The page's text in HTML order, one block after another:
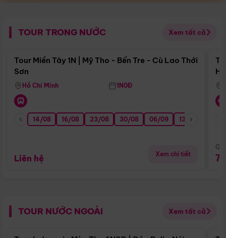
TOUR TRONG NƯỚC Xem tất cả
Điểm nổi bật
Tour Miền Tây 1N | Mỹ Tho - Bến Tre - Cù Lao Thới
Sơn
Hồ Chí Minh 1N0Đ
14/08 16/08 23/08 30/08 06/09 13/09
Liên hệ Xem chi tiết
TOUR NƯỚC NGOÀI Xem tất cả
Điểm nổi bật